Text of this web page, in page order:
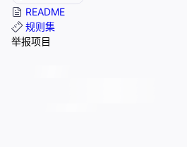
README
规则集
举报项目